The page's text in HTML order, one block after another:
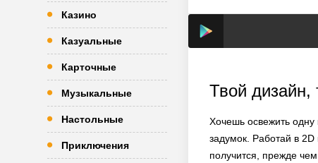
Казино
Казуальные
Карточные
Музыкальные
Настольные
Приключения
Твой дизайн,
Хочешь освежить одну
задумок. Работай в
получится, прежде чем